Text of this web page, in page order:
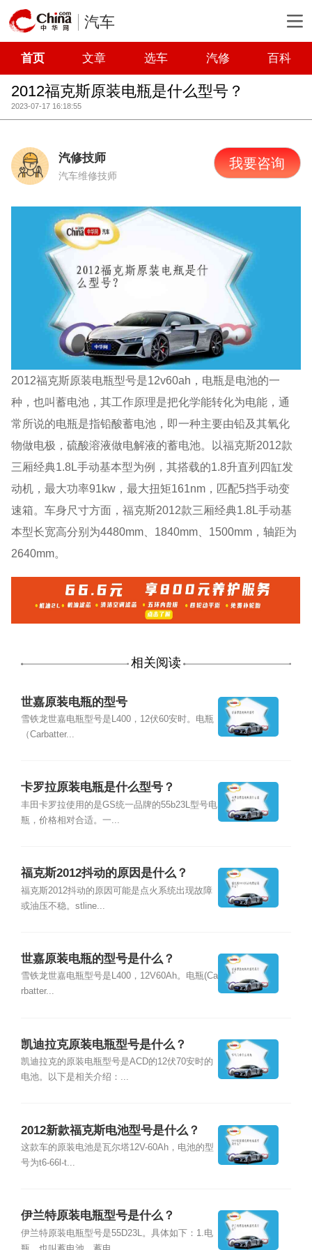
汽车
首页 文章 选车 汽修 百科
2012福克斯原装电瓶是什么型号？
2023-07-17 16:18:55
汽修技师
汽车维修技师
我要咨询
2012福克斯原装电瓶型号是12v60ah，电瓶是电池的一
种，也叫蓄电池，其工作原理是把化学能转化为电能，通
常所说的电瓶是指铅酸蓄电池，即一种主要由铅及其氧化
物做电极，硫酸溶液做电解液的蓄电池。以福克斯2012款
三厢经典1.8L手动基本型为例，其搭载的1.8升直列四缸发
动机，最大功率91kw，最大扭矩161nm，匹配5挡手动变
速箱。车身尺寸方面，福克斯2012款三厢经典1.8L手动基
本型长宽高分别为4480mm、1840mm、1500mm，轴距为
2640mm。
相关阅读
世嘉原装电瓶的型号
雪铁龙世嘉电瓶型号是L400，12伏60安时。电瓶
（Carbatter...
卡罗拉原装电瓶是什么型号？
丰田卡罗拉使用的是GS统一品牌的55b23L型号电
瓶，价格相对合适。一...
福克斯2012抖动的原因是什么？
福克斯2012抖动的原因可能是点火系统出现故障
或油压不稳。stline...
世嘉原装电瓶的型号是什么？
雪铁龙世嘉电瓶型号是L400，12V60Ah。电瓶(Ca
rbatter...
凯迪拉克原装电瓶型号是什么？
凯迪拉克的原装电瓶型号是ACD的12伏70安时的
电池。以下是相关介绍：...
2012新款福克斯电池型号是什么？
这款车的原装电池是瓦尔塔12V-60Ah，电池的型
号为t6-66l-t...
伊兰特原装电瓶型号是什么？
伊兰特原装电瓶型号是55D23L。具体如下：1.电